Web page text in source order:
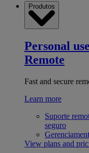
Produtos
Personal
Remote
Fast and secure
Learn more
Suporte
seguro
View plans and